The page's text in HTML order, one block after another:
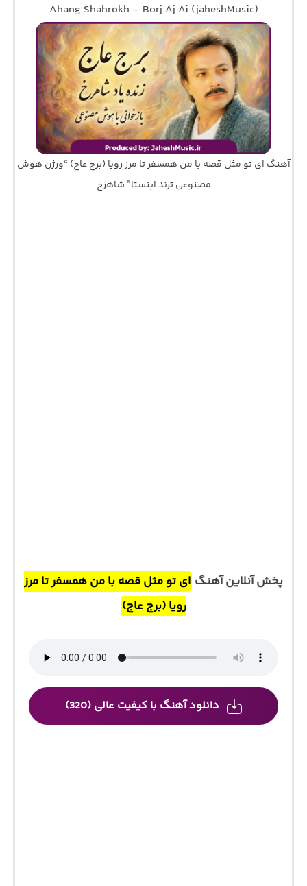
Ahang Shahrokh – Borj Aj Ai (jaheshMusic)
آهنگ ای تو مثل قصه با من همسفر تا مرز رویا (برج عاج) “ورژن هوش
مصنوعی ترند اینستا” شاهرخ
پخش آنلاین آهنگ ای تو مثل قصه با من همسفر تا مرز
رویا (برج عاج)
دانلود آهنگ با کیفیت عالی (320)